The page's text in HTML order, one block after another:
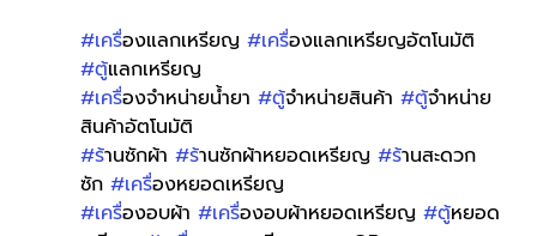
#เครื่องแลกเหรียญ #เครื่องแลกเหรียญอัตโนมัติ
#ตู้แลกเหรียญ
#เครื่องจำหน่ายน้ำยา #ตู้จำหน่ายสินค้า #ตู้จำหน่าย
สินค้าอัตโนมัติ
#ร้านซักผ้า #ร้านซักผ้าหยอดเหรียญ #ร้านสะดวก
ซัก #เครื่องหยอดเหรียญ
#เครื่องอบผ้า #เครื่องอบผ้าหยอดเหรียญ #ตู้หยอด